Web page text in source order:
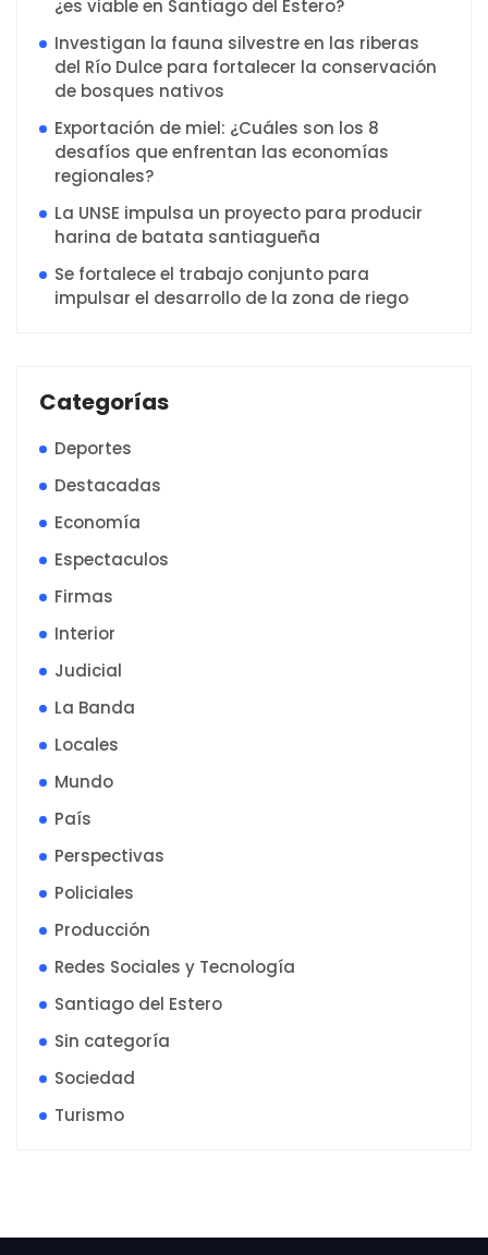
¿es viable en Santiago del Estero?
Investigan la fauna silvestre en las riberas
del Río Dulce para fortalecer la conservación
de bosques nativos
Exportación de miel: ¿Cuáles son los 8
desafíos que enfrentan las economías
regionales?
La UNSE impulsa un proyecto para producir
harina de batata santiagueña
Se fortalece el trabajo conjunto para
impulsar el desarrollo de la zona de riego
Categorías
Deportes
Destacadas
Economía
Espectaculos
Firmas
Interior
Judicial
La Banda
Locales
Mundo
País
Perspectivas
Policiales
Producción
Redes Sociales y Tecnología
Santiago del Estero
Sin categoría
Sociedad
Turismo